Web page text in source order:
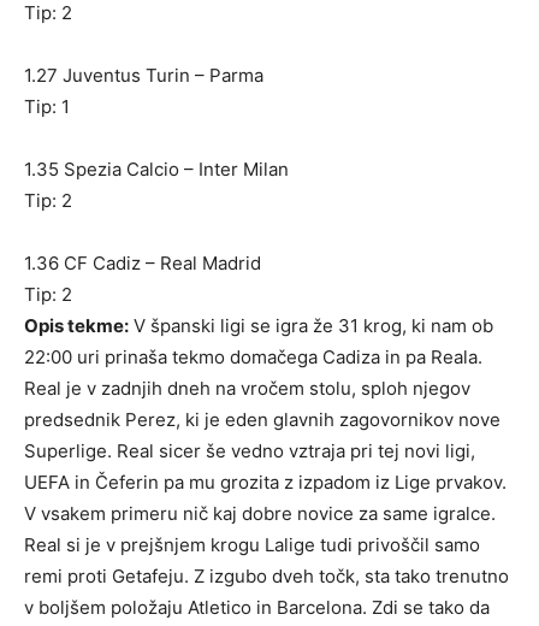
Tip: 2
1.27 Juventus Turin – Parma
Tip: 1
1.35 Spezia Calcio – Inter Milan
Tip: 2
1.36 CF Cadiz – Real Madrid
Tip: 2
Opis tekme: V španski ligi se igra že 31 krog, ki nam ob
22:00 uri prinaša tekmo domačega Cadiza in pa Reala.
Real je v zadnjih dneh na vročem stolu, sploh njegov
predsednik Perez, ki je eden glavnih zagovornikov nove
Superlige. Real sicer še vedno vztraja pri tej novi ligi,
UEFA in Čeferin pa mu grozita z izpadom iz Lige prvakov.
V vsakem primeru nič kaj dobre novice za same igralce.
Real si je v prejšnjem krogu Lalige tudi privoščil samo
remi proti Getafeju. Z izgubo dveh točk, sta tako trenutno
v boljšem položaju Atletico in Barcelona. Zdi se tako da